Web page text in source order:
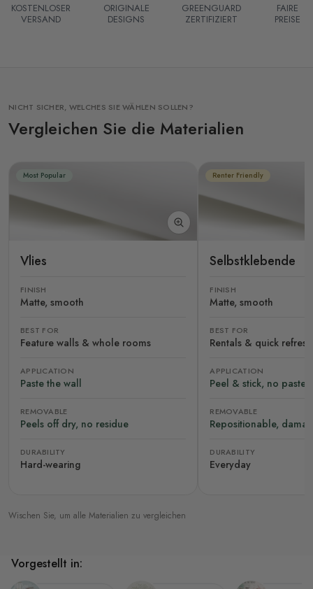
KOSTENLOSER
VERSAND
ORIGINALE
DESIGNS
GREENGUARD
ZERTIFIZIERT
FAIRE
PREISE
NICHT SICHER, WELCHES SIE WÄHLEN SOLLEN?
Vergleichen Sie die Materialien
Most Popular
Vlies
FINISH
Matte, smooth
BEST FOR
Feature walls & whole rooms
APPLICATION
Paste the wall
REMOVABLE
Peels off dry, no residue
DURABILITY
Hard-wearing
Renter Friendly
Selbstklebende
FINISH
Matte, smooth
BEST FOR
Rentals & quick
APPLICATION
Peel & stick, no paste
REMOVABLE
Repositionable,
DURABILITY
Everyday
Wischen Sie, um alle Materialien zu vergleichen
Vorgestellt in: